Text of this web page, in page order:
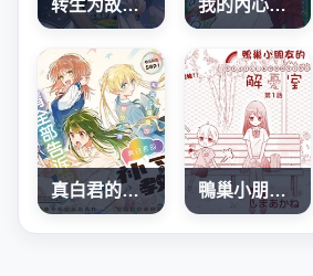
转生为故事幕后主谋 我的內心是大叔
真白君的補習教室 鴨巢小朋友的解憂室